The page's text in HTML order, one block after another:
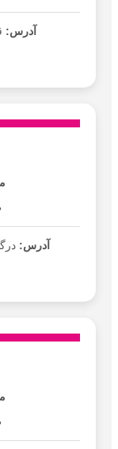
آدرس:
آدرس: